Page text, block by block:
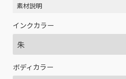
素材説明
インクカラー
ボディカラー